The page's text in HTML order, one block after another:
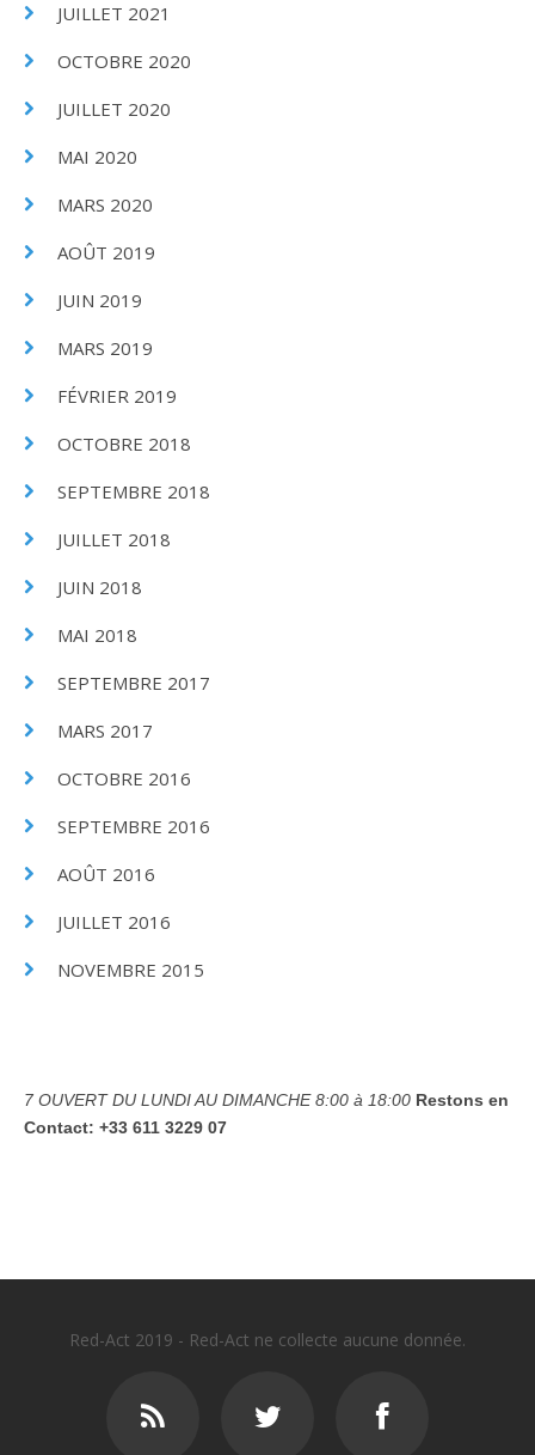
JUILLET 2021
OCTOBRE 2020
JUILLET 2020
MAI 2020
MARS 2020
AOÛT 2019
JUIN 2019
MARS 2019
FÉVRIER 2019
OCTOBRE 2018
SEPTEMBRE 2018
JUILLET 2018
JUIN 2018
MAI 2018
SEPTEMBRE 2017
MARS 2017
OCTOBRE 2016
SEPTEMBRE 2016
AOÛT 2016
JUILLET 2016
NOVEMBRE 2015
7 OUVERT DU LUNDI AU DIMANCHE8:00 à 18:00 Restons en
Contact: +33 611 3229 07
Red-Act 2019 - Red-Act ne collecte aucune donnée.